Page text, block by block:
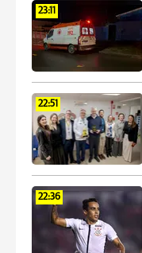
23:11
22:51
22:36